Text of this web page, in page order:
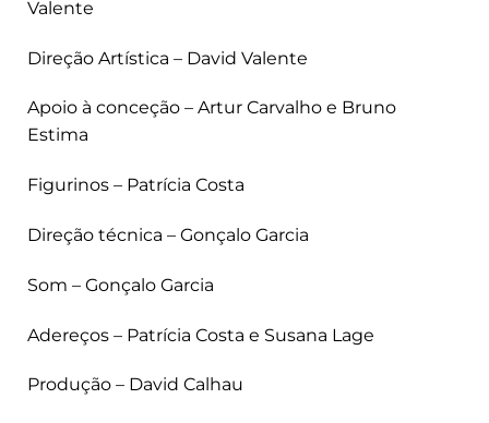
Valente
Direção Artística – David Valente
Apoio à conceção – Artur Carvalho e Bruno
Estima
Figurinos – Patrícia Costa
Direção técnica – Gonçalo Garcia
Som – Gonçalo Garcia
Adereços – Patrícia Costa e Susana Lage
Produção – David Calhau